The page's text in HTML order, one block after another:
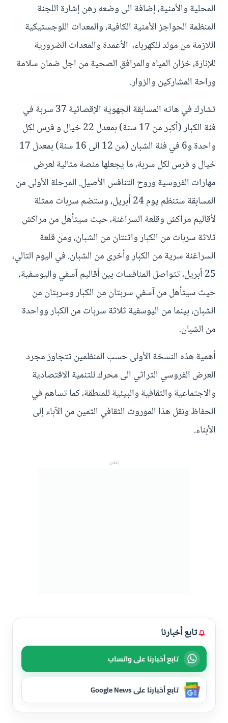
المحلية والأمنية، إضافة الى وضعه رهن إشارة اللجنة
المنظمة الحواجز الأمنية الكافية، والمعدات اللوجستيكية
اللازمة من مولد للكهرباء، الأعمدة والمعدات الضرورية
للإنارة، خزان المياه والمرافق الصحية من اجل ضمان سلامة
وراحة المشاركين والزوار.
تشارك في هاته المسابقة الجهوية الإقصائية 37 سربة في
فئة الكبار (أكبر من 17 سنة) بمعدل 22 خيال و فرس لكل
واحدة و6 في فئة الشبان (من 12 الى 16 سنة) بمعدل 17
خيال و فرس لكل سربة، ما يجعلها منصة مثالية لعرض
مهارات الفروسية وروح التنافس الأصيل. المرحلة الأولى من
المسابقة ستنظم يوم 24 أبريل، وستضم سربات ممثلة
لأقاليم مراكش وقلعة السراغنة، حيث سيتأهل من مراكش
ثلاثة سربات من الكبار واثنتان من الشبان، ومن قلعة
السراغنة سرية من الكبار وأخرى من الشبان. في اليوم التالي،
25 أبريل، تتواصل المنافسات بين أقاليم آسفي واليوسفية،
حيث سيتأهل من آسفي سربتان من الكبار وسربتان من
الشبان، بينما من اليوسفية ثلاثة سربات من الكبار وواحدة
من الشبان.
أهمية هذه النسخة الأولى حسب المنظمين تتجاوز مجرد
العرض الفروسي التراثي الى محرك للتنمية الاقتصادية
والاجتماعية والثقافية والبيئية للمنطقة، كما تساهم في
الحفاظ ونقل هذا الموروث الثقافي الثمين من الآباء إلى
الأبناء.
إعلان
تابع أخبارنا
تابع أخبارنا على واتساب
تابع أخبارنا على Google News